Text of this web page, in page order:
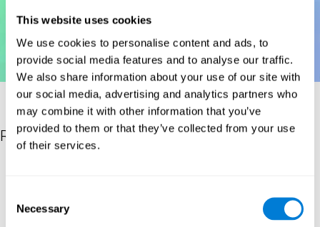
This website uses cookies
We use cookies to personalise content and ads, to
provide social media features and to analyse our traffic.
We also share information about your use of our site with
our social media, advertising and analytics partners who
may combine it with other information that you’ve
provided to them or that they’ve collected from your use
of their services.
Selection
Necessary
Références
Korkman, M., Kirk, U., & Kemp, S (1998b). Manual for the NEPSY.